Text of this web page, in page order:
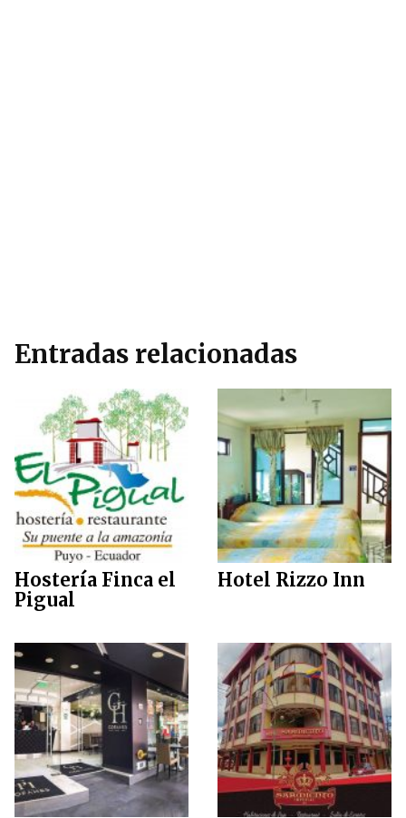
Entradas relacionadas
Hostería Finca el
Pigual
Hotel Rizzo Inn